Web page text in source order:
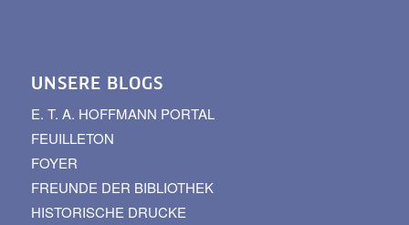
UNSERE BLOGS
E. T. A. HOFFMANN PORTAL
FEUILLETON
FOYER
FREUNDE DER BIBLIOTHEK
HISTORISCHE DRUCKE